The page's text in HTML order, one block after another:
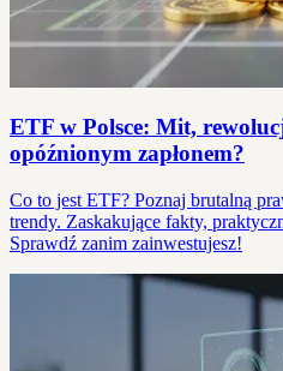
ETF w Polsce: Mit,
opóźnionym zapłonem?
Co to jest ETF? Poznaj brutalną
trendy. Zaskakujące fakty,
Sprawdź zanim zainwestujesz!